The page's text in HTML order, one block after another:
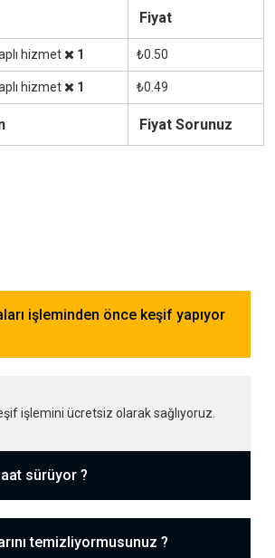
Fiyat
hizmet 1 ₺0.50
hizmet 1 ₺0.49
Fiyat Sorunuz
işleminden önce keşif yapıyor
işlemini ücretsiz olarak sağlıyoruz.
sürüyor ?
temizliyormusunuz ?